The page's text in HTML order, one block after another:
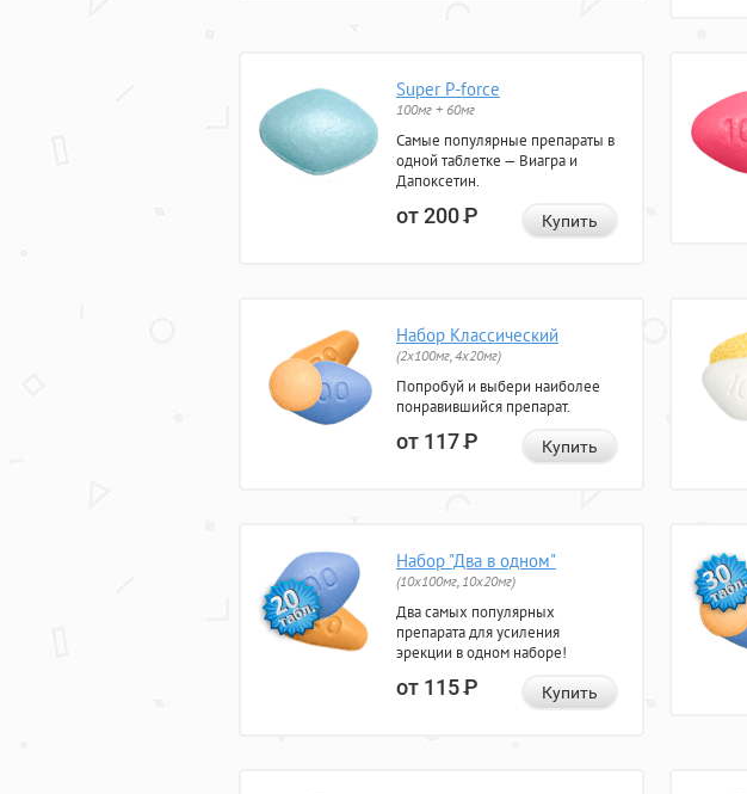
Super P-force
100мг + 60мг
Самые популярные препараты в
одной таблетке — Виагра и
Дапоксетин.
от 200Р Купить
Набор Классический
(2x100мг, 4x20мг)
Попробуй и выбери наиболее
понравившийся препарат.
от 117Р Купить
Набор "Два в одном"
(10x100мг, 10x20мг)
Два самых популярных
препарата для усиления
эрекции в одном наборе!
от 115Р Купить